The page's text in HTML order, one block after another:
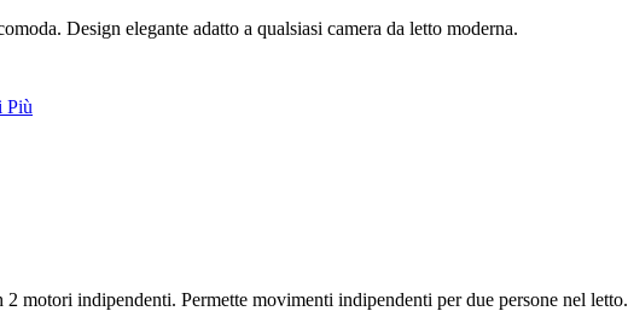
Design elegante adatto a qualsiasi camera da letto moderna.
Più
motori indipendenti. Permette movimenti indipendenti per due persone nel letto.